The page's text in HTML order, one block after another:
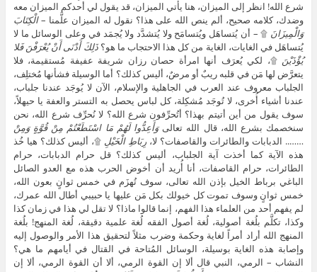
شرع الله! انظر إلى الميزان، هنا يأتي الميزان، قد يقول لي أحدكم الميزان معه
وضدك، كلامه صحيح، ألم ينص الله على هذا؟ نقول له الميزان علَّمنا –الْكِتَابَ
وَالْمِيزَانَ ۩ – أن يُتساهَل ويُتسامَح ولا يُتشدَّد ولا يُجمَد في وعلى الوسائل ما لا
يُتساهَل في الغايات، الغاية من كل هذا الاحتجاب ما هو؟ذَلِكَ أَدْنَى أَنْ يُعْرَفْنَ فَلا
يُؤْذَيْنَ ۩، لكي يُعرَف أنها امرأة حصان رزان شريفة عفيفة مُستقيمة، فلا
يتعرَّض لها مَن في قلبه ريبٌ أو مرضٌ، أليس كذلك؟ أما الوسيلة فشأنها مُختلِف،
الجلباب معروف عند العرب في الجاهلية والإسلام، الآن لا يُوجَد عندنا جلباب،
عندنا أشياء أُخرى، لا تُوجَد مُشكِلة، كل لباس يحصل به التستر والعفة يا حيهلاً،
سوف يقول من أين أتيتم بهذا؟ أتُحرِّفون شرع الله؟ لا نُحرِّف شرع الله، نحن
سنخصمك بشرع الله، قال الله تعالىوَأَعِدُّوا لَهُمْ مَا اسْتَطَعْتُمْ مِنْ قُوَّةٍ وَمِنْ
…….. الدبابات والطائرات والقاصفات؟ لا، رِبَاطِ الْخَيْلِ ۩، أليس كذلك؟ هيا خُذ
هذه الآية كما أخذت آية الجلباب، أليس كذلك؟ قل حرام الدبابات، حرام
الطائرات، حرام القاصفات، أنا أُريد أن أخوض الحرب هذه مع العدو الصائل
الباغي برباط الخيل بإذن الله تعالى، سوف تُهزَم في خمس ثوانٍ بعون الله،
خمس ثوانٍ وسوف تموت كل خيولك بكل مَن عليها يا حبيبي أطال الله عمرك،
لم يفهم أحد من العلماء هذا الفهم، إنما قالوا ماذا؟ لا تقل لي هذا في زمان كذا
وكذا، تكلَّم بلُغة أصولية، لُغة أصول الفقه لُغة علمية دقيقة، لُغة المنهج! بلُغة
المنهج الله أراد أمراً لغاية وحكمة وضرب مثلاً لتحقيق هذا الأمر والوصول إليه
وإصابة هذه الغاية بوسيلة، الوسائل المُتاحة في القتال في أيامهم ما هي؟
النشاب – الرمي، النبي قال ألا إن القوة الرمي، ألا أن القوة الرمي، ألا إن